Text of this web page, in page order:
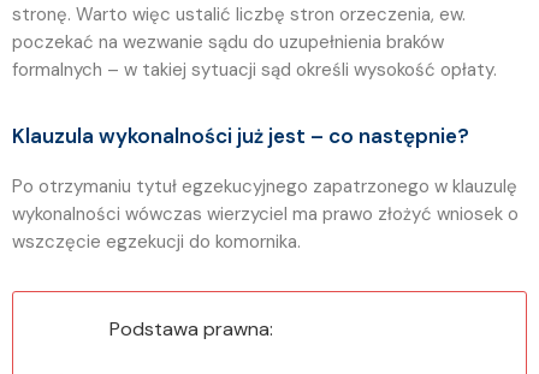
stronę. Warto więc ustalić liczbę stron orzeczenia, ew.
poczekać na wezwanie sądu do uzupełnienia braków
formalnych – w takiej sytuacji sąd określi wysokość opłaty.
Klauzula wykonalności już jest – co następnie?
Po otrzymaniu tytuł egzekucyjnego zapatrzonego w klauzulę
wykonalności wówczas wierzyciel ma prawo złożyć wniosek o
wszczęcie egzekucji do komornika.
Podstawa prawna: